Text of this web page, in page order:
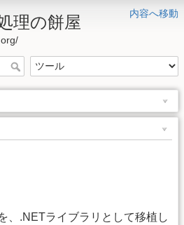
内容へ移動
理の餅屋
、.NETライブラリとして移植し